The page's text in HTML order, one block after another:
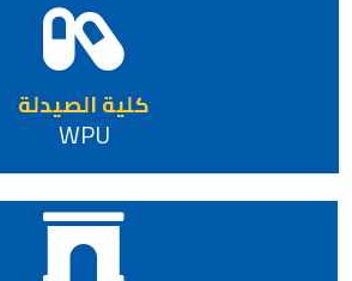
كلية الصيدلة
WPU